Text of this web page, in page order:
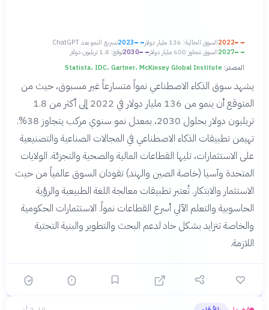
2022السوق الحالية: 136 مليار دولار 2023تسريع النمو بعد ChatGPT
2027السوق تتجاوز 600 مليار دولار 2030توقع: 1.8 تريليون دولار
المصدر: Statista، IDC، Gartner، McKinsey Global Institute
يشهد سوق الذكاء الاصطناعي نمواً متسارعاً غير مسبوق، حيث من
المتوقع أن ينمو من 136 مليار دولار في 2022 إلى أكثر من 1.8
تريليون دولار بحلول 2030، بمعدل نمو سنوي مركب يتجاوز 38%.
تهيمن تطبيقات الذكاء الاصطناعي في المجالات الصناعية والتصنيعية
على الاستثمارات، تليها القطاعات المالية والصحية والتجزئة. الولايات
المتحدة وآسيا (خاصة الصين والهند) تقودان السوق عالمياً من حيث
الاستثمار والابتكار. تُعتبر تطبيقات معالجة اللغة الطبيعية والرؤية
الحاسوبية والتعلم الآلي أسرع القطاعات نمواً. الاستثمارات الحكومية
والخاصة تتزايد بشكل حاد لدعم البحث والتطوير والبنية التحتية
اللازمة.